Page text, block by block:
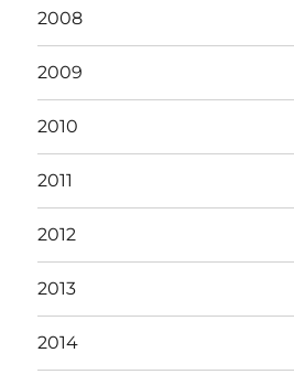
2008
2009
2010
2011
2012
2013
2014